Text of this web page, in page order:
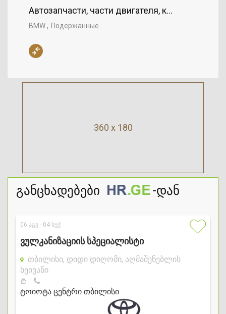
Автозапчасти, части двигателя, капот, BMW
BMW Подержанные
360 x 180